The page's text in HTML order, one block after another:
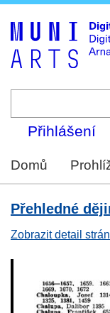
Přihlášení
Domů
Přehledné
Zobrazit detail